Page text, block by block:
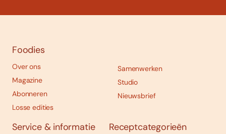
Foodies
Over ons
Magazine
Abonneren
Losse edities
Samenwerken
Studio
Nieuwsbrief
Service & informatie Receptcategorieën